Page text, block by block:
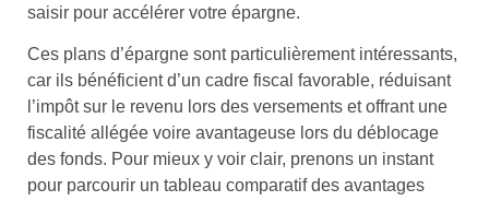
saisir pour accélérer votre épargne.
Ces plans d’épargne sont particulièrement intéressants,
car ils bénéficient d’un cadre fiscal favorable, réduisant
l’impôt sur le revenu lors des versements et offrant une
fiscalité allégée voire avantageuse lors du déblocage
des fonds. Pour mieux y voir clair, prenons un instant
pour parcourir un tableau comparatif des avantages